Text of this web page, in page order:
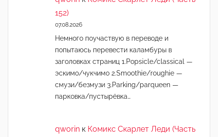
152)
07.08.2026
Немного поучаствую в переводе и
попытаюсь перевести каламбуры в
заголовках страниц 1.Popsicle/classical —
эскимо/чукчимо 2.Smoothie/roughie —
смузи/безмузи 3.Parking/parqueen —
парковка/пустырёвка…
qworin к Комикс Скарлет Леди (Часть